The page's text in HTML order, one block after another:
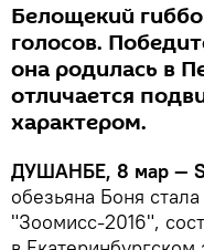
Белощекий
голосов.
она родилась в
отличается
характером.
ДУШАНБЕ, 8 мар —
обезьяна Боня
"Зоомисс-2016",